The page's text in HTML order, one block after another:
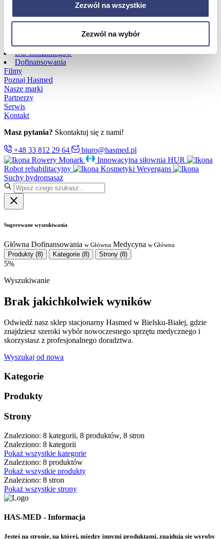
Zezwól na wszystkie
Zezwól na wybór
Aquatizer Testowy
Robotyka w rehabilitacji
Dla rehabilitacji
Dla stomatologów
Dofinansowania
Filmy
Poznaj Hasmed
Nasze marki
Partnerzy
Serwis
Kontakt
Masz pytania? Skontaktuj się z nami!
+48 33 812 29 64
biuro@hasmed.pl
Rowery Monark
Innowacyjna siłownia HUR
Robot rehabilitacyjny
Kosmetyki Weyergans
Suchy hydromasaż
Sugerowane wyszukiwania
Główna Dofinansowania w Główna Medycyna w Główna
Produkty (8) Kategorie (8) Strony (8)
5%
Wyszukiwanie
Brak jakichkolwiek wyników
Odwiedź nasz sklep stacjonarny Hasmed w Bielsku-Białej, gdzie
znajdziesz szeroki wybór nowoczesnego sprzętu medycznego i
skorzystasz z profesjonalnego doradztwa.
Wyszukaj od nowa
Kategorie
Produkty
Strony
Znaleziono: 8 kategorii, 8 produktów, 8 stron
Znaleziono: 8 kategorii
Pokaż wszystkie kategorie
Znaleziono: 8 produktów
Pokaż wszystkie produkty
Znaleziono: 8 stron
Pokaż wszystkie strony
HAS-MED - Informacja
Jesteś na stronie, na której, między innymi produktami, znajdują się wyroby